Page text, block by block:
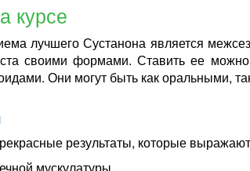
курсе
лучшего Сустанона является
своими формами. Ставить ее
Они могут быть как оральными,
результаты, которые